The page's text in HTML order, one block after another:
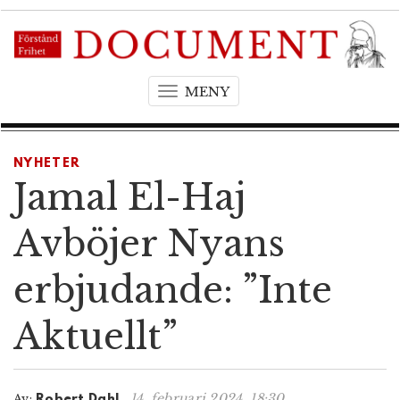
MENYT
g
n
a
i
g
i
o
NYHETER
Jamal El-Haj
Avböjer Nyans
erbjudande: ”Inte
Aktuellt”